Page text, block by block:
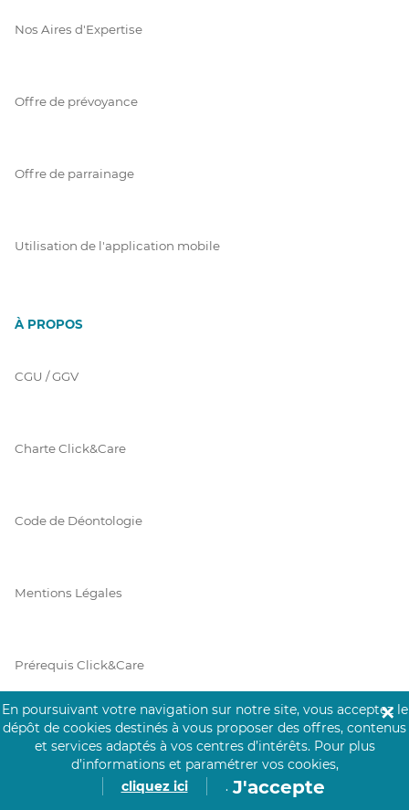
Nos Aires d'Expertise
Offre de prévoyance
Offre de parrainage
Utilisation de l'application mobile
À PROPOS
CGU / GGV
Charte Click&Care
Code de Déontologie
Mentions Légales
Prérequis Click&Care
Protection des Données
En poursuivant votre navigation sur notre site, vous acceptez le
dépôt de cookies destinés à vous proposer des offres, contenus
et services adaptés à vos centres d’intérêts. Pour plus
d’informations et paramétrer vos cookies,
cliquez ici
. J'accepte
✕